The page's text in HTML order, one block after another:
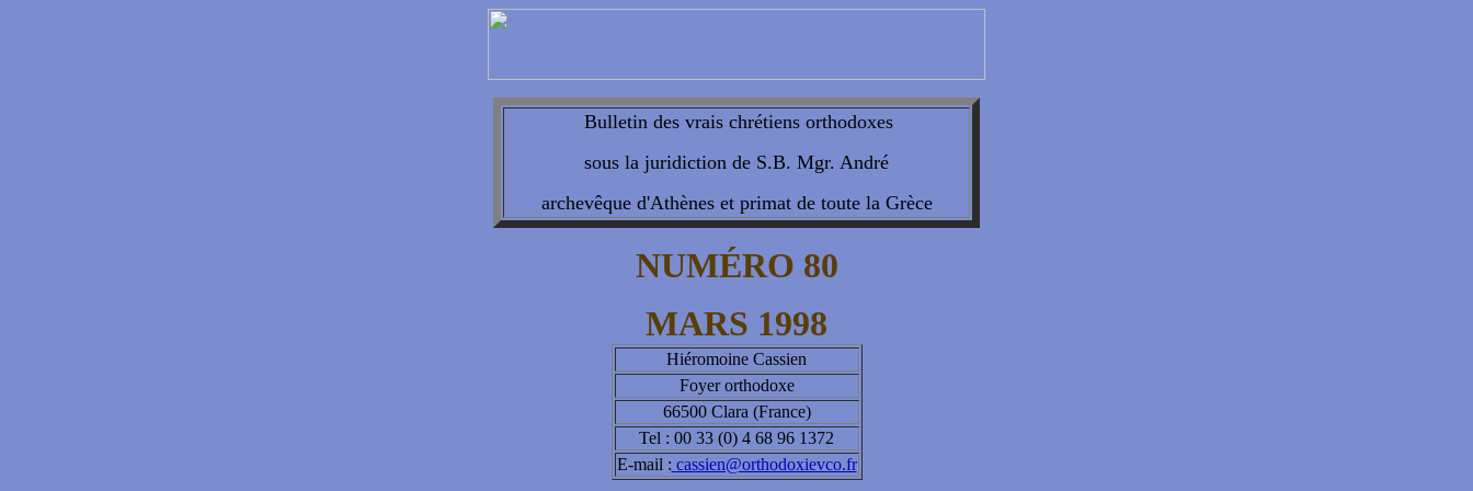
Bulletin des vrais chrétiens orthodoxes
sous la juridiction de S.B. Mgr. André
archevêque d'Athènes et primat de toute la Grèce
NUMÉRO 80
MARS 1998
Hiéromoine Cassien
Foyer orthodoxe
66500 Clara (France)
Tel : 00 33 (0) 4 68 96 1372
E-mail : cassien@orthodoxievco.fr